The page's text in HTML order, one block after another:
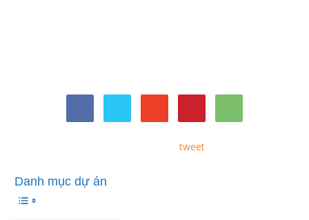
tweet
Danh mục dự án